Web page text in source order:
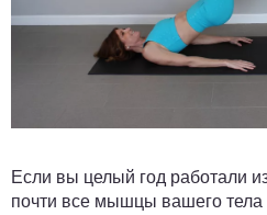
Если вы целый год работали
почти все мышцы вашего тела